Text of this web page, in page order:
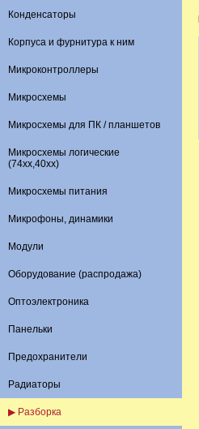
Конденсаторы
Корпуса и фурнитура к ним
Микроконтроллеры
Микросхемы
Микросхемы для ПК / планшетов
Микросхемы логические
(74xx,40xx)
Микросхемы питания
Микрофоны, динамики
Модули
Оборудование (распродажа)
Оптоэлектроника
Панельки
Предохранители
Радиаторы
▶ Разборка